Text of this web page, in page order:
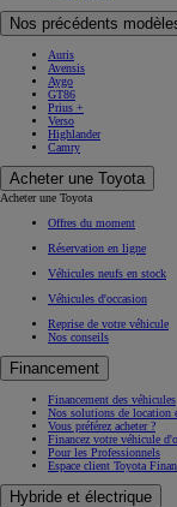
Nos précédents
Auris
Avensis
Aygo
GT86
Prius +
Verso
Highlander
Camry
Acheter une Toyota
Acheter une Toyota
Offres du moment
Réservation en ligne
Véhicules neufs en stock
Véhicules d'occasion
Reprise de votre véhicule
Nos conseils
Financement
Financement des véhicules
Nos solutions de location
Vous préférez acheter ?
Financez votre véhicule
Pour les Professionnels
Espace client Toyota
Hybride et électrique